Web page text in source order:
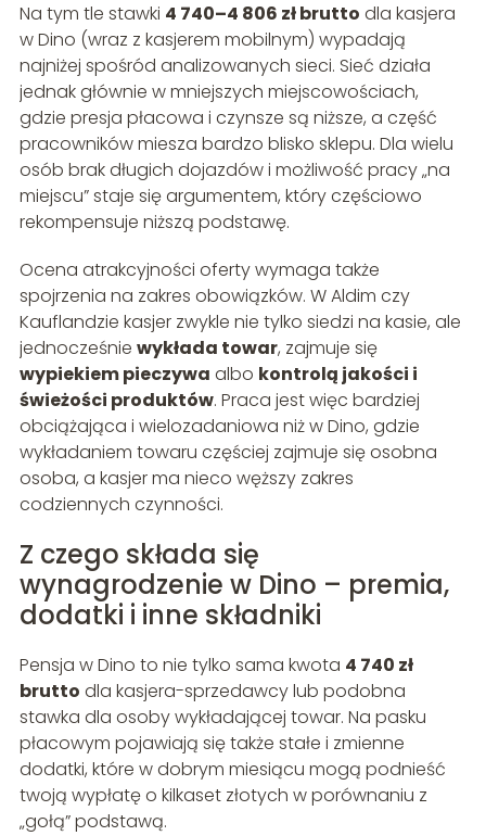
Na tym tle stawki 4 740–4 806 zł brutto dla kasjera
w Dino (wraz z kasjerem mobilnym) wypadają
najniżej spośród analizowanych sieci. Sieć działa
jednak głównie w mniejszych miejscowościach,
gdzie presja płacowa i czynsze są niższe, a część
pracowników miesza bardzo blisko sklepu. Dla wielu
osób brak długich dojazdów i możliwość pracy „na
miejscu” staje się argumentem, który częściowo
rekompensuje niższą podstawę.
Ocena atrakcyjności oferty wymaga także
spojrzenia na zakres obowiązków. W Aldim czy
Kauflandzie kasjer zwykle nie tylko siedzi na kasie, ale
jednocześnie wykłada towar, zajmuje się
wypiekiem pieczywa albo kontrolą jakości i
świeżości produktów. Praca jest więc bardziej
obciążająca i wielozadaniowa niż w Dino, gdzie
wykładaniem towaru częściej zajmuje się osobna
osoba, a kasjer ma nieco węższy zakres
codziennych czynności.
Z czego składa się
wynagrodzenie w Dino – premia,
dodatki i inne składniki
Pensja w Dino to nie tylko sama kwota 4 740 zł
brutto dla kasjera-sprzedawcy lub podobna
stawka dla osoby wykładającej towar. Na pasku
płacowym pojawiają się także stałe i zmienne
dodatki, które w dobrym miesiącu mogą podnieść
twoją wypłatę o kilkaset złotych w porównaniu z
„gołą” podstawą.